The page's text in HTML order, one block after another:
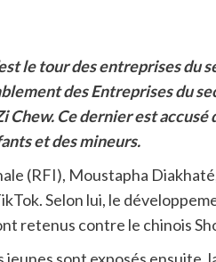
le tour des entreprises du
des Entreprises du
Chew. Ce dernier est
et des mineurs.
(RFI), Moustapha
Selon lui, le
retenus contre le chinois